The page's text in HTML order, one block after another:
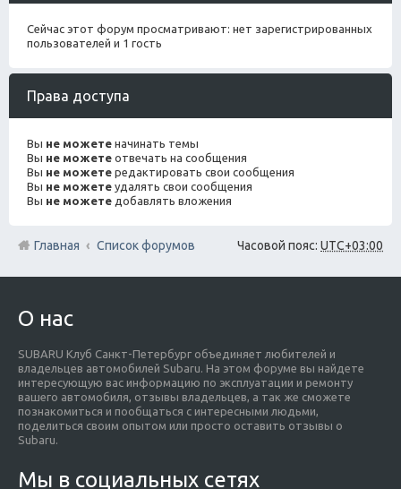
Сейчас этот форум просматривают: нет зарегистрированных
пользователей и 1 гость
Права доступа
Вы не можете начинать темы
Вы не можете отвечать на сообщения
Вы не можете редактировать свои сообщения
Вы не можете удалять свои сообщения
Вы не можете добавлять вложения
Часовой пояс: UTC+03:00
Главная Список форумов
О нас
SUBARU Клуб Санкт-Петербург объединяет любителей и
владельцев автомобилей Subaru. На этом форуме вы найдете
интересующую вас информацию по эксплуатации и ремонту
вашего автомобиля, отзывы владельцев, а так же сможете
познакомиться и пообщаться с интересными людьми,
поделиться своим опытом или просто оставить отзывы о
Subaru.
Мы в социальных сетях